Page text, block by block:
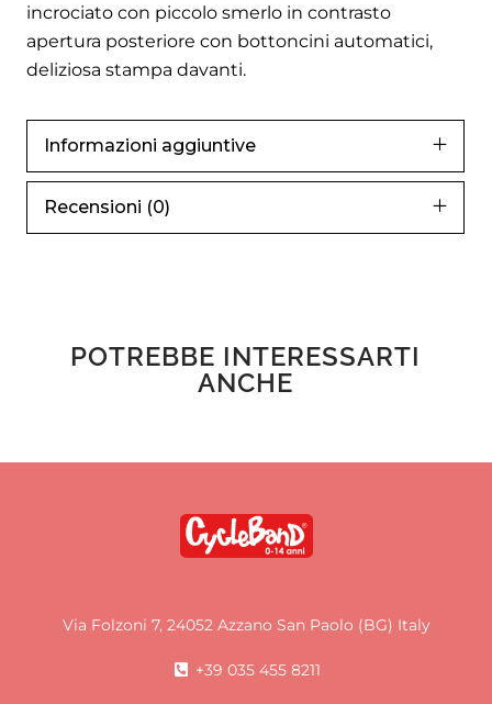
incrociato con piccolo smerlo in contrasto
apertura posteriore con bottoncini automatici,
deliziosa stampa davanti.
Informazioni aggiuntive
Recensioni (0)
POTREBBE INTERESSARTI
ANCHE
Via Folzoni 7, 24052 Azzano San Paolo (BG) Italy
+39 035 455 8211